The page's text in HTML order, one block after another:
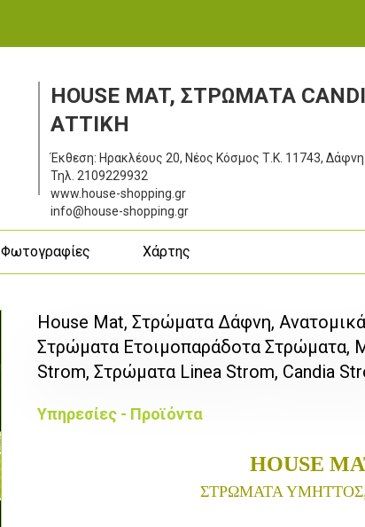
HOUSE MAT, ΣΤΡΩΜΑΤΑ
ΑΤΤΙΚΗ
Έκθεση: Ηρακλέους 20, Νέος Κόσμος Τ.Κ. 11743, Δάφνη
Τηλ. 2109229932
www.house-shopping.gr
info@house-shopping.gr
Φωτογραφίες Χάρτης
House Mat, Στρώματα Δάφνη,
Στρώματα Eτοιμοπαράδοτα Στρώματα,
Strom, Στρώματα Linea Strom, Candia
Υπηρεσίες - Προϊόντα
HOUSE
ΣΤΡΩΜΑΤΑ